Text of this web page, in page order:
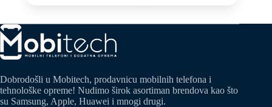
Dobrodošli u Mobitech, prodavnicu mobilnih telefona i
tehnološke opreme! Nudimo širok asortiman brendova kao što
su Samsung, Apple, Huawei i mnogi drugi.